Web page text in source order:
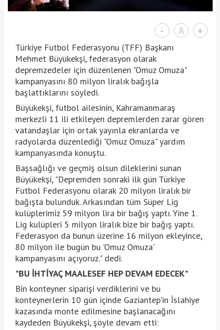
- A +
Türkiye Futbol Federasyonu (TFF) Başkanı
Mehmet Büyükekşi, federasyon olarak
depremzedeler için düzenlenen "Omuz Omuza"
kampanyasını 80 milyon liralık bağışla
başlattıklarını söyledi.
Büyükekşi, futbol ailesinin, Kahramanmaraş
merkezli 11 ili etkileyen depremlerden zarar gören
vatandaşlar için ortak yayınla ekranlarda ve
radyolarda düzenlediği "Omuz Omuza" yardım
kampanyasında konuştu.
Başsağlığı ve geçmiş olsun dileklerini sunan
Büyükekşi, "Depremden sonraki ilk gün Türkiye
Futbol Federasyonu olarak 20 milyon liralık bir
bağışta bulunduk. Arkasından tüm Süper Lig
kulüplerimiz 59 milyon lira bir bağış yaptı. Yine 1.
Lig kulüpleri 5 milyon liralık bize bir bağış yaptı.
Federasyon da bunun üzerine 16 milyon ekleyince,
80 milyon ile bugün bu 'Omuz Omuza'
kampanyasını açıyoruz." dedi.
"BU İHTİYAÇ MAALESEF HEP DEVAM EDECEK"
Bin konteyner siparişi verdiklerini ve bu
konteynerlerin 10 gün içinde Gaziantep'in İslahiye
kazasında monte edilmesine başlanacağını
kaydeden Büyükekşi, şöyle devam etti: